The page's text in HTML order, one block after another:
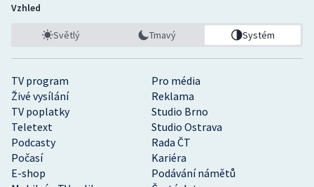
TV program
Pro média
Živé vysílání
Reklama
TV poplatky
Studio Brno
Teletext
Studio Ostrava
Podcasty
Rada ČT
Počasí
Kariéra
E-shop
Podávání námětů
Vzhled
Světlý Tmavý Systém